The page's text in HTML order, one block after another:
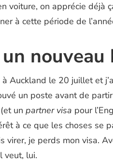
voiture, on apprécie déjà
à cette période de
Auckland le 20 juillet et
un poste avant de
un partner visa pour
à ce que les choses se
virer, je perds mon visa.
veut, lui.